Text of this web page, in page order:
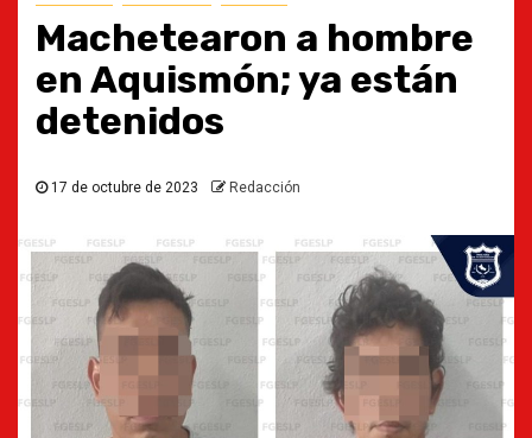
Machetearon a hombre
en Aquismón; ya están
detenidos
17 de octubre de 2023 Redacción